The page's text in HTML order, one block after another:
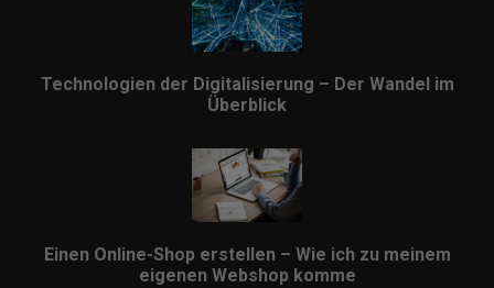
Technologien der Digitalisierung – Der Wandel im
Überblick
Einen Online-Shop erstellen – Wie ich zu meinem
eigenen Webshop komme